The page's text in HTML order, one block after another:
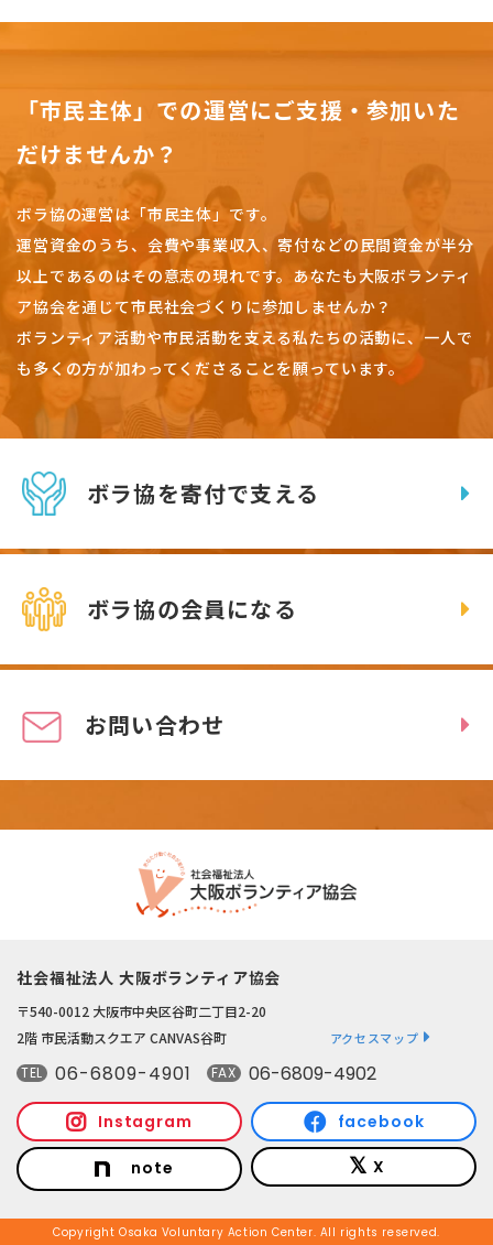
「市民主体」での運営にご支援・参加いた
だけませんか？
ボラ協の運営は「市民主体」です。
運営資金のうち、会費や事業収入、寄付などの民間資金が半分
以上であるのはその意志の現れです。 あなたも大阪ボランティ
ア協会を通じて市民社会づくりに参加しませんか？
ボランティア活動や市民活動を支える私たちの活動に、一人で
も多くの方が加わってくださることを願っています。
ボラ協を寄付で支える
ボラ協の会員になる
お問い合わせ
社会福祉法人 大阪ボランティア協会
〒540-0012 大阪市中央区谷町二丁目2-20
2階 市民活動スクエア CANVAS谷町
アクセスマップ
TEL 06-6809-4901 FAX 06-6809-4902
Instagram facebook
note X
Copyright Osaka Voluntary Action Center. All rights reserved.